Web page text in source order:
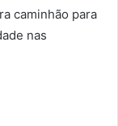
caminhão para
nas